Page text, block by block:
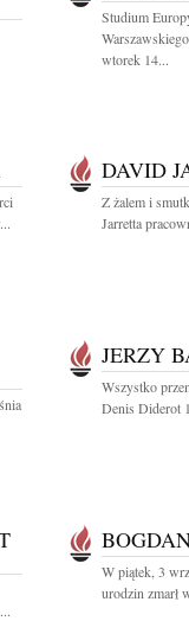
Studium
wtorek 14...
DAVID
Z żalem i
Jarretta
JERZY
Wszystko
Denis Diderot
W piątek, 3
urodzin zmarł